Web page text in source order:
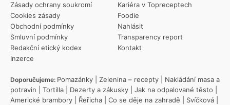
Zásady ochrany soukromí
Cookies zásady
Obchodní podmínky
Smluvní podmínky
Redakční etický kodex
Inzerce
Kariéra v Topreceptech
Foodie
Nahlásit
Transparency report
Kontakt
Doporučujeme: Pomazánky Zelenina – recepty
Nakládání masa a
potravin
Tortilla Dezerty a zákusky Jak na odpalované těsto
Americké brambory
Řeřicha Co se děje na zahradě Svíčková